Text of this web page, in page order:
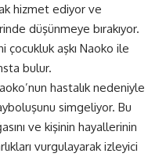
hizmet ediyor ve
düşünmeye bırakıyor.
çocukluk aşkı Naoko ile
bulur.
hastalık nedeniyle
simgeliyor. Bu
ve kişinin hayallerinin
vurgulayarak izleyici